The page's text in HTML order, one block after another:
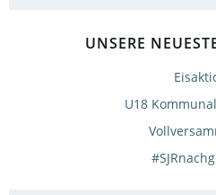
UNSERE
U18